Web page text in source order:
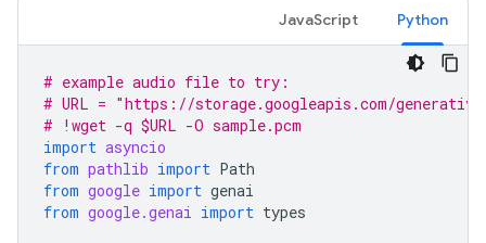
Python
JavaScript
# example audio file to try:
# URL = "https://storage.googleapis.com/
# !wget -q $URL -O sample.pcm
import asyncio
from pathlib import Path
from google import genai
from google.genai import types